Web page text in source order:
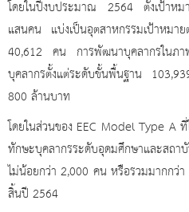
โดยในปีงบประมาณ 2564 ตั้งเป้าห
แสนคน แบ่งเป็นอุตสาหกรรมเป้าห
40,612 คน การพัฒนาบุคลากรใน
บุคลากรตั้งแต่ระดับขั้นพื้นฐาน
800 ล้านบาท
โดยในส่วนของ EEC Model Type A
ทักษะบุคลากรระดับอุดมศึกษาและสถ
ไม่น้อยกว่า 2,000 คน หรือรวมมากก
สิ้นปี 2564